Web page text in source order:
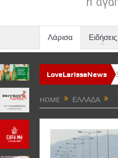
Λάρισα Ειδήσεις
LoveLarissaNews
2026» Το ΦΚΘ
HOME ΕΛΛΆΔΑ